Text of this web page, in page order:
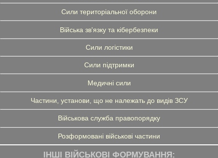
Сили територіальної оборони
Війська зв'язку та кібербезпеки
Сили логістики
Сили підтримки
Медичні сили
Частини, установи, що не належать до видів ЗСУ
Військова служба правопорядку
Розформовані військові частини
ІНШІ ВІЙСЬКОВІ ФОРМУВАННЯ: